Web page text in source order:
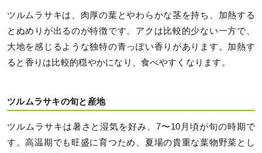
ツルムラサキは、肉厚の葉とやわらかな茎を持ち、加熱する
とぬめりが出るのが特徴です。アクは比較的少ない一方で、
大地を感じるような独特の青っぽい香りがあります。加熱す
ると香りは比較的穏やかになり、食べやすくなります。
ツルムラサキの旬と産地
ツルムラサキは暑さと湿気を好み、7〜10月頃が旬の時期で
す。高温期でも旺盛に育つため、夏場の貴重な葉物野菜とし